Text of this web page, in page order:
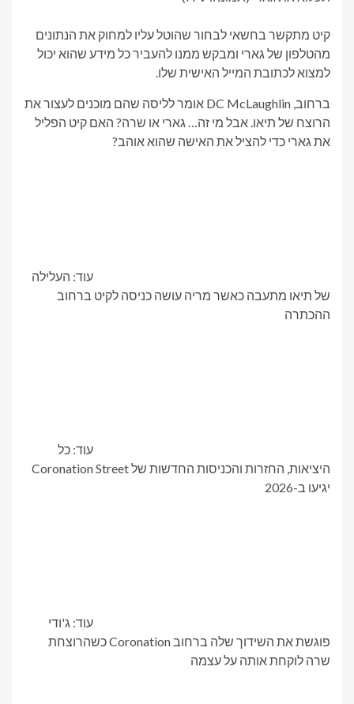
קיט מתקשר בחשאי לבחור שהוטל עליו למחוק את הנתונים
מהטלפון של גארי ומבקש ממנו להעביר כל מידע שהוא יכול
למצוא לכתובת המייל האישית שלו.
ברחוב, DC McLaughlin אומר לליסה שהם מוכנים לעצור את
הרוצח של תיאו. אבל מי זה… גארי או שרה? האם קיט הפליל
את גארי כדי להציל את האישה שהוא אוהב?
עוד: העלילה
של תיאו מתעבה כאשר מריה עושה כניסה לקיט ברחוב
ההכתרה
עוד: כל
היציאות, החזרות והכניסות החדשות של Coronation Street
יגיעו ב-2026
עוד: ג'ודי
פוגשת את השידוך שלה ברחוב Coronation כשהרוצחת
שרה לוקחת אותה על עצמה